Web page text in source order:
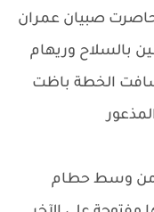
صبيان عمران
بالسلاح وريهام
شافت الخطة باظت
من وسط حطام